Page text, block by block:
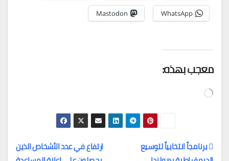
WhatsApp
Mastodon
معجب بهذه:
جاري
ارتفاع في عدد الأشخاص الذين
برنامجاً انتخابياً لتوسيع